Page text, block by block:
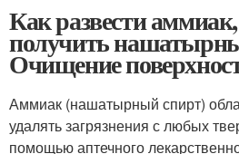
Как развести
получить
Очищение
Аммиак (нашатырный спирт)
удалять загрязнения с любых
помощью аптечного